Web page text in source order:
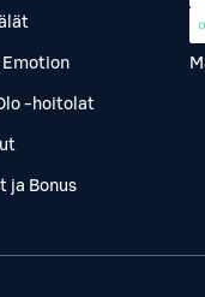
Emotion
-hoitolat
ja Bonus